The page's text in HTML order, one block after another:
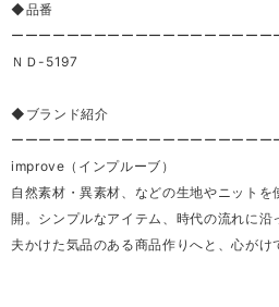
◆品番
ーーーーーーーーーーーーーーーーーーー
ＮＤ-5197
◆ブランド紹介
ーーーーーーーーーーーーーーーーーーー
improve（インプルーブ）
自然素材・異素材、などの生地やニットを
開。シンプルなアイテム、時代の流れに沿
夫かけた気品のある商品作りへと、心がけ